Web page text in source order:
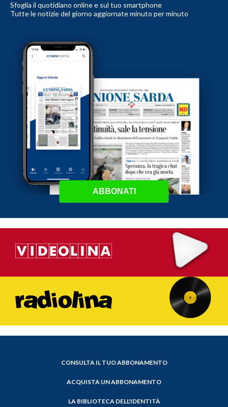
Sfoglia il quotidiano online e sul tuo smartphone
Tutte le notizie del giorno aggiornate minuto per minuto
ABBONATI
CONSULTA IL TUO ABBONAMENTO
ACQUISTA UN ABBONAMENTO
LA BIBLIOTECA DELL'IDENTITÀ